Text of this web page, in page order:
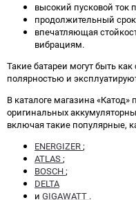
высокий пусковой ток
продолжительный
впечатляющая
вибрациям.
Такие батареи могут быть
полярностью и
В каталоге магазина
оригинальных
включая такие популярные,
ENERGIZER;
ATLAS;
BOSCH;
DELTA
и GIGAWATT .